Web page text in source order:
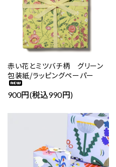
赤い花とミツバチ柄 グリーン
包装紙/ラッピングペーパー
900円(税込990円)
favorite